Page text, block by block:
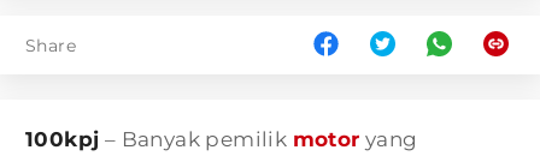
Share
100kpj – Banyak pemilik motor yang